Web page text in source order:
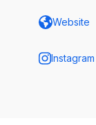
Website
Instagram